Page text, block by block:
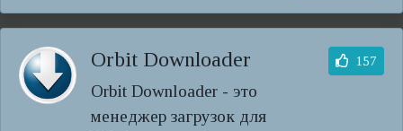
Orbit Downloader
Orbit Downloader - это
менеджер загрузок для
157